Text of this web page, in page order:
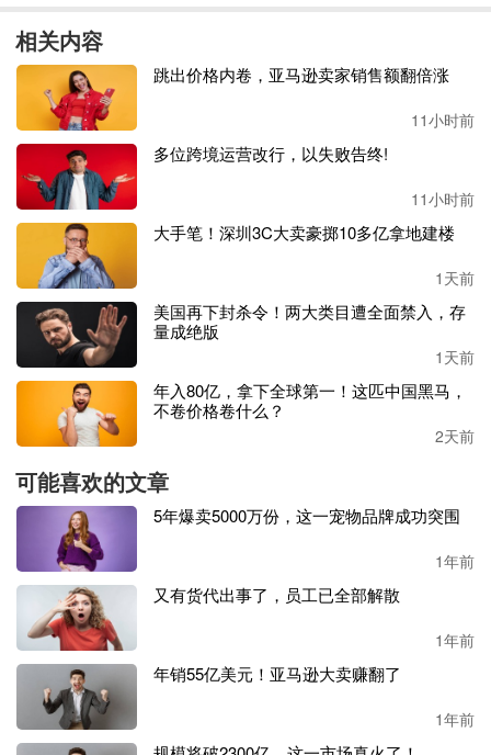
hall和妻子一起设计了一款带有几个小挂饰的串珠手链，并
定做了500条。
然后在当时的社群中，
他们注意到很多用户在发布帖子纪念
自己近期离世的宠物，于是他们决定将这款手链打造成一款
能够给失去爱宠的人们带去慰藉的纪念品。
（图源：iHeartDogs）
这里有必要介绍一下各个
：爪印串珠意味着
狗狗们留在主人心中的印记；爱心串珠象征着狗狗走过彩虹
桥（离世）后也带走了主人心的一部分；另外
表着为纪念狗狗而捐赠的22份餐食物。
因着这份特殊的意义，这500条手链下午5点发布在网站后，
第二天上午10点便全部售罄
iHeartDo
gs最畅销的产品之一，
iHeartDogs的品牌理念也很简单：EveryDogMatters（每只
狗狗都很重要）。围绕这个理念，iHeartDogs的品类已经拓
展到狗狗补充剂、服装配饰、玩具、家居与花园、纪念用品
等品类。
目前 iHeartDogs的业务布局除了其独立站，也覆盖到亚马
逊、沃尔玛等主流电商平台。
三重价值叠加，
相关内容
跳出价格内卷，亚马逊卖家销售额翻倍涨
11小时前
多位跨境运营改行，以失败告终!
11小时前
大手笔！深圳3C大卖豪掷10多亿拿地建楼
1天前
美国再下封杀令！两大类目遭全面禁入，存
量成绝版
1天前
年入80亿，拿下全球第一！这匹中国黑马，
不卷价格卷什么？
2天前
可能喜欢的文章
5年爆卖5000万份，这一宠物品牌成功突围
1年前
又有货代出事了，员工已全部解散
1年前
年销55亿美元！亚马逊大卖赚翻了
1年前